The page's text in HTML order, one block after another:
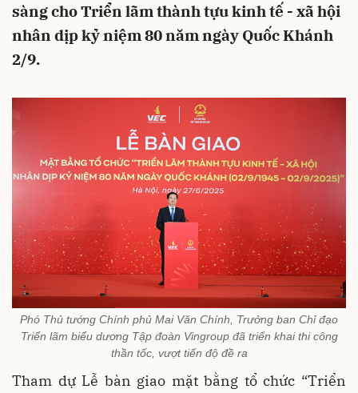
sàng cho Triển lãm thành tựu kinh tế - xã hội
nhân dịp kỷ niệm 80 năm ngày Quốc Khánh
2/9.
Phó Thủ tướng Chính phủ Mai Văn Chính, Trưởng ban Chỉ đạo
Triển lãm biểu dương Tập đoàn Vingroup đã triển khai thi công
thần tốc, vượt tiến độ đề ra
Tham dự Lễ bàn giao mặt bằng tổ chức “Triển